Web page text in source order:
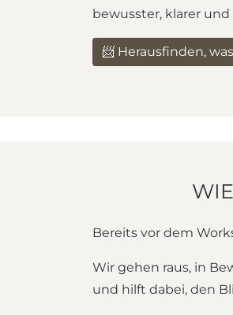
bewusster, klarer
📨 Herausfinden,
Bereits vor dem
Wir gehen raus, in
und hilft dabei, den